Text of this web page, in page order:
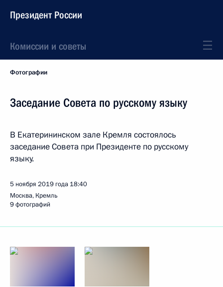
Президент России
Комиссии и советы
Фотографии
Заседание Совета по русскому языку
В Екатерининском зале Кремля состоялось
заседание Совета при Президенте по русскому
языку.
5 ноября 2019 года 18:40
Москва, Кремль
9 фотографий